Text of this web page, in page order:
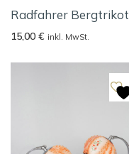
Radfahrer Bergtrikot
15,00 € inkl. MwSt.